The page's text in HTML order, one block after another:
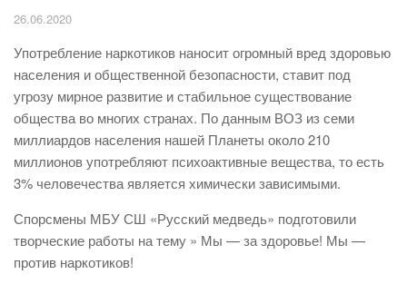
26.06.2020
Употребление наркотиков наносит огромный вред здоровью
населения и общественной безопасности, ставит под
угрозу мирное развитие и стабильное существование
общества во многих странах. По данным ВОЗ из семи
миллиардов населения нашей Планеты около 210
миллионов употребляют психоактивные вещества, то есть
3% человечества является химически зависимыми.
Спорсмены МБУ СШ «Русский медведь» подготовили
творческие работы на тему » Мы — за здоровье! Мы —
против наркотиков!